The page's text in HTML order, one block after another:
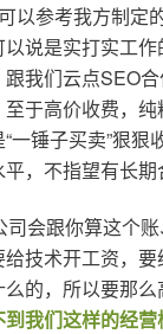
以参考我方制定
说是实打实工
我们云点SEO合
于高价收费，
一锤子买卖”狠狠
，不指望有长期
司会跟你算这个
技术开工资，要
的，所以要那
我们这样的经